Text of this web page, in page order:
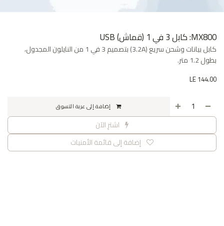
MX800: كابل 3 في 1 (قماش) USB
كابل بيانات وشحن سريع (3.2A) بتصميم 3 في 1 من النايلون المجدول،
بطول 1.2 متر.
144.00
إضافة إلى قائمة الأمنيات